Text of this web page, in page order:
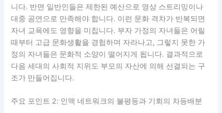
니다. 반면 일반인들은 제한된 예산으로 영상 스트리밍이나
대중 공연으로 만족해야 합니다. 이런 문화 격차가 반복되면
자녀 교육에도 영향을 미칩니다. 부자 가정의 자녀들은 어릴
때부터 고급 문화생활을 경험하며 자라나고, 그렇지 못한 가
정의 자녀들은 문화적 소양이 떨어지게 됩니다. 결과적으로
다음 세대의 사회적 지위도 부모의 자산에 의해 선결되는 구
조가 만들어집니다.
주요 포인트 2: 인맥 네트워크의 불평등과 기회의 차등배분